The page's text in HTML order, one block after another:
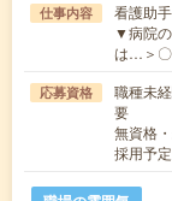
仕事内容
看護助手
▼病院
は…＞〇
応募資格
職種未
要
無資格
採用予